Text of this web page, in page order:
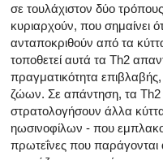
σε τουλάχιστον δύο
κυριαρχούν, που σημαίνει
ανταποκριθούν από τα
τοποθετεί αυτά τα Th2
πραγματικότητα
ζώων. Σε απάντηση, τα Th2
στρατολογήσουν άλλα
ηωσινοφίλων - που
πρωτεΐνες που